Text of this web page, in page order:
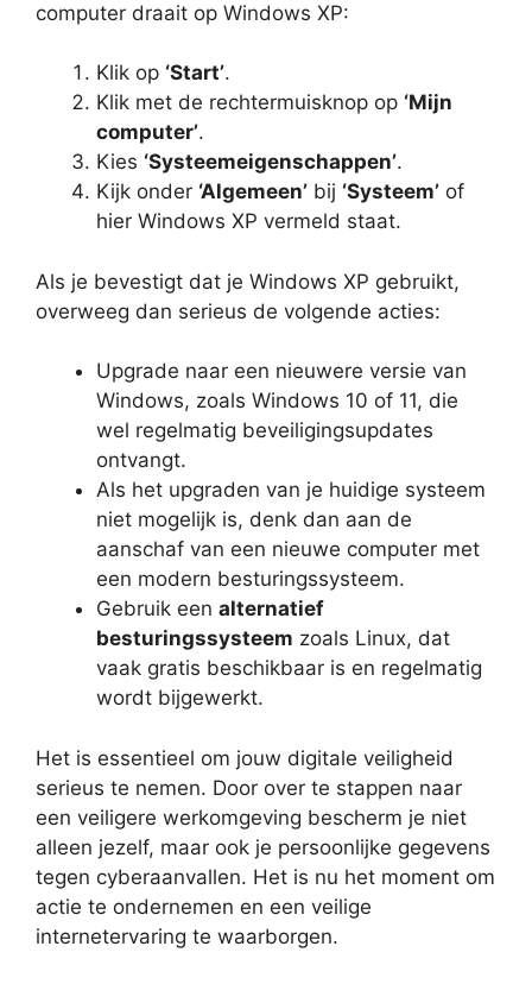
computer draait op Windows XP:
Klik op ‘Start’.
Klik met de rechtermuisknop op ‘Mijn
computer’.
Kies ‘Systeemeigenschappen’.
Kijk onder ‘Algemeen’ bij ‘Systeem’ of
hier Windows XP vermeld staat.
Als je bevestigt dat je Windows XP gebruikt,
overweeg dan serieus de volgende acties:
Upgrade naar een nieuwere versie van
Windows, zoals Windows 10 of 11, die
wel regelmatig beveiligingsupdates
ontvangt.
Als het upgraden van je huidige systeem
niet mogelijk is, denk dan aan de
aanschaf van een nieuwe computer met
een modern besturingssysteem.
Gebruik een alternatief
besturingssysteem zoals Linux, dat
vaak gratis beschikbaar is en regelmatig
wordt bijgewerkt.
Het is essentieel om jouw digitale veiligheid
serieus te nemen. Door over te stappen naar
een veiligere werkomgeving bescherm je niet
alleen jezelf, maar ook je persoonlijke gegevens
tegen cyberaanvallen. Het is nu het moment om
actie te ondernemen en een veilige
internetervaring te waarborgen.